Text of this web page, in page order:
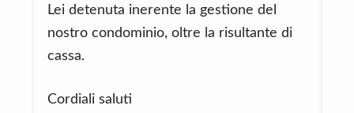
Lei detenuta inerente la gestione del
nostro condominio, oltre la risultante di
cassa.
Cordiali saluti